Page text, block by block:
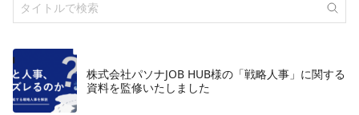
株式会社パソナJOB HUB様の「戦略人事」に関する
資料を監修いたしました